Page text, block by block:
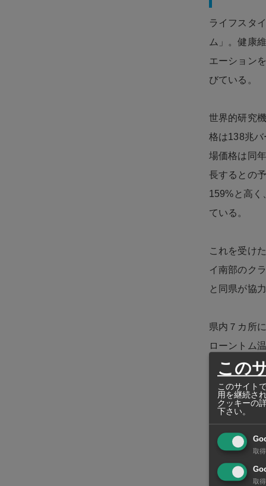
ライフスタ
ム」。健康
エーション
びている。
世界的研究
格は138兆
場価格は同
長するとの
159%と高く
ている。
これを受け
イ南部のク
と同県が協
県内７カ所
ローントム
エメラルド
（約5,200
の天然温泉
な食材を使
ティックな
この
このサイト
用を継続さ
クッキーの
下さい。
取
取